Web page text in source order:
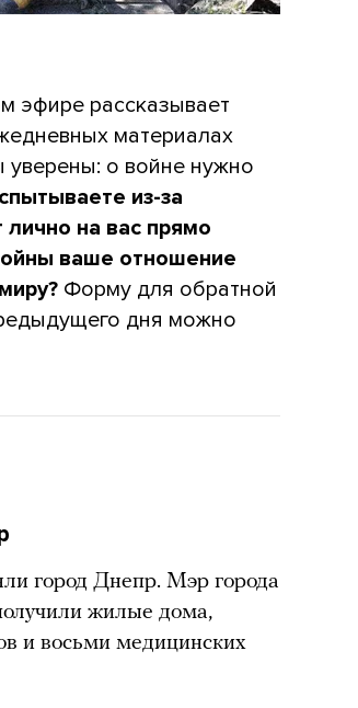
эфире рассказывает
материалах
о войне нужно
из-за
на вас прямо
ваше отношение
Форму для обратной
дня можно
город Днепр. Мэр города
жилые дома,
и восьми медицинских